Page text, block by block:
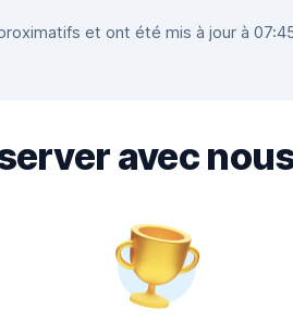
et ont été mis à jour à
avec